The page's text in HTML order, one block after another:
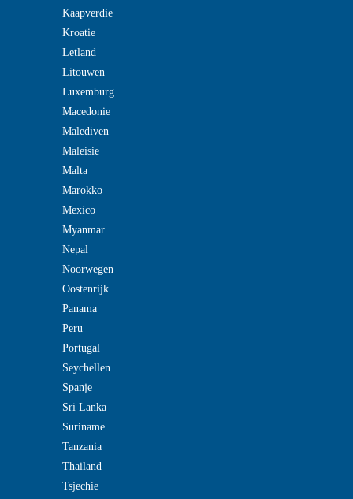
Kaapverdie
Kroatie
Letland
Litouwen
Luxemburg
Macedonie
Malediven
Maleisie
Malta
Marokko
Mexico
Myanmar
Nepal
Noorwegen
Oostenrijk
Panama
Peru
Portugal
Seychellen
Spanje
Sri Lanka
Suriname
Tanzania
Thailand
Tsjechie